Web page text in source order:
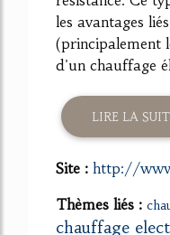
les avantages
(principalement
d'un chauffage
LIRE LA
Site : http://
Thèmes liés :
chauffage